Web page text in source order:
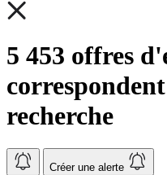
5 453 offres
recherche
Créer une alerte